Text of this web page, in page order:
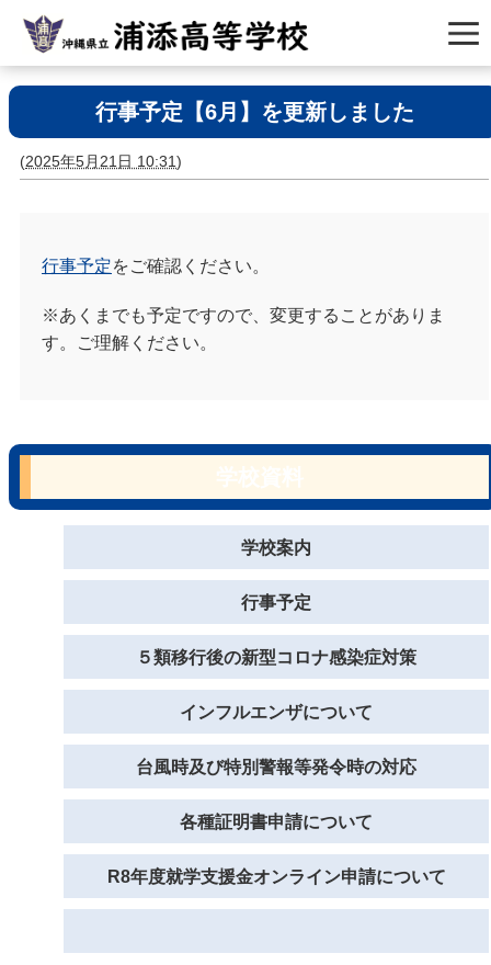
行事予定【6月】を更新しました
(2025年5月21日 10:31)
行事予定をご確認ください。
※あくまでも予定ですので、変更することがありま
す。ご理解ください。
学校案内
行事予定
５類移行後の新型コロナ感染症対策
インフルエンザについて
台風時及び特別警報等発令時の対応
各種証明書申請について
R8年度就学支援金オンライン申請について